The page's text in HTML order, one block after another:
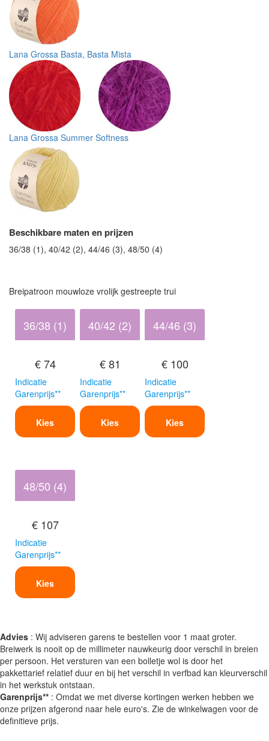
Lana Grossa Basta, Basta Mista
Lana Grossa Summer Softness
Beschikbare maten en prijzen
36/38 (1), 40/42 (2), 44/46 (3), 48/50 (4)
Breipatroon mouwloze vrolijk gestreepte trui
36/38 (1)
€ 74
Indicatie
Garenprijs**
Kies
40/42 (2)
€ 81
Indicatie
Garenprijs**
Kies
44/46 (3)
€ 100
Indicatie
Garenprijs**
Kies
48/50 (4)
€ 107
Indicatie
Garenprijs**
Kies
Advies : Wij adviseren garens te bestellen voor 1 maat groter.
Breiwerk is nooit op de millimeter nauwkeurig door verschil in breien
per persoon. Het versturen van een bolletje wol is door het
pakkettarief relatief duur en bij het verschil in verfbad kan kleurverschil
in het werkstuk ontstaan.
Garenprijs** : Omdat we met diverse kortingen werken hebben we
onze prijzen afgerond naar hele euro's. Zie de winkelwagen voor de
definitieve prijs.